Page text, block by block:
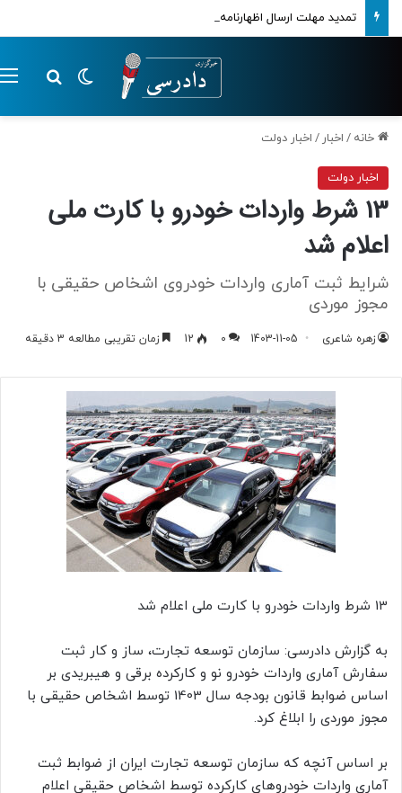
تمدید مهلت ارسال اظهارنامه‌های مالیاتی تا پایان تابستان 1405
تغییر پوسته
خانه / اخبار / اخبار دولت
اخبار دولت
13 شرط واردات خودرو با کارت ملی
اعلام شد
شرایط ثبت آماری واردات خودروی اشخاص حقیقی با
مجوز موردی
زهره شاعری 1403-11-05
0
12 زمان تقریبی مطالعه 3 دقیقه
13 شرط واردات خودرو با کارت ملی اعلام شد
به گزارش دادرسی: سازمان‌ توسعه تجارت، ساز و کار ثبت
سفارش آماری واردات خودرو نو و کارکرده برقی و هیبریدی بر
اساس ضوابط قانون بودجه سال 1403 توسط اشخاص حقیقی با
مجوز موردی را ابلاغ کرد.
بر اساس آنچه که سازمان توسعه تجارت ایران از ضوابط ثبت
آماری واردات خودروهای کارکرده توسط اشخاص حقیقی اعلام